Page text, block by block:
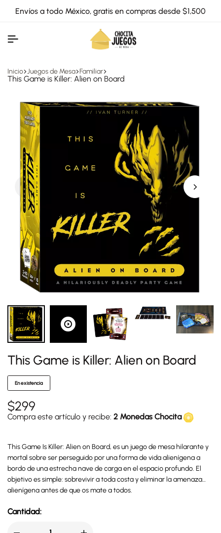
Envíos a todo México, gratis en compras desde $1,500
Inicio Juegos de Mesa Familiar
This Game is Killer: Alien on Board
This Game is Killer: Alien on Board
En existencia
$299
Compra este artículo y recibe: 2 Monedas Chocita
This Game Is Killer: Alien on Board, es un juego de mesa hilarante y
mortal sobre ser perseguido por una forma de vida alienígena a
bordo de una estrecha nave de carga en el espacio profundo. El
objetivo es simple: sobrevivir a toda costa y eliminar la amenaza
alienígena antes de que os mate a todos.
Cantidad: